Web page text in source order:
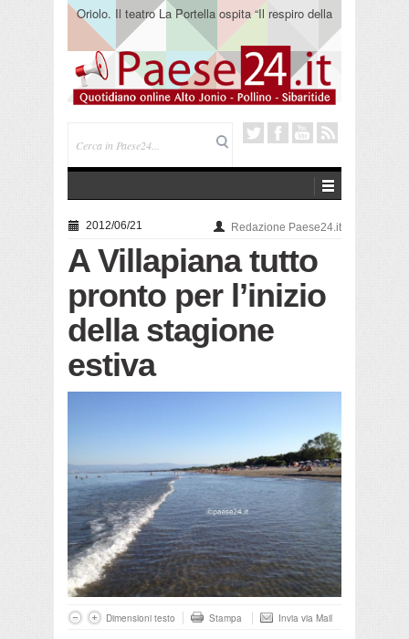
Oriolo. Il teatro La Portella ospita “Il respiro della
terra” del collettivo 365
2012/06/21 Redazione Paese24.it
A Villapiana tutto
pronto per l’inizio
della stagione
estiva
Dimensioni testo Stampa Invia via Mail